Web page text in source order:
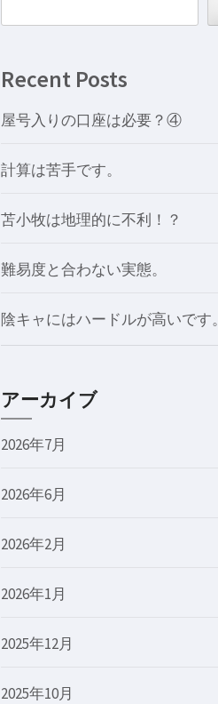
Recent Posts
屋号入りの口座は必要？④
計算は苦手です。
苫小牧は地理的に不利！？
難易度と合わない実態。
陰キャにはハードルが高いです。
アーカイブ
2026年7月
2026年6月
2026年2月
2026年1月
2025年12月
2025年10月